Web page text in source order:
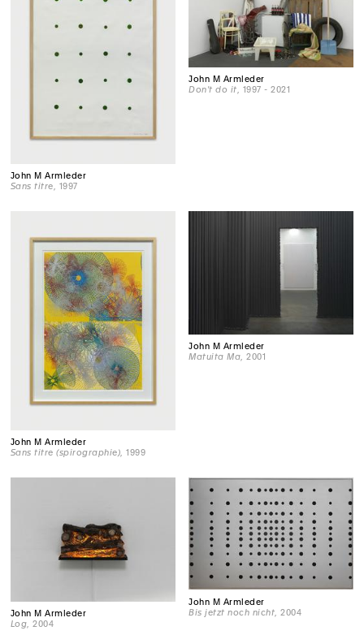
John M Armleder
Sans titre , 1997
John M Armleder
Don't do it , 1997 - 2021
John M Armleder
Sans titre (spirographie) , 1999
John M Armleder
Matuita Ma , 2001
John M Armleder
Log , 2004
John M Armleder
Bis jetzt noch nicht , 2004